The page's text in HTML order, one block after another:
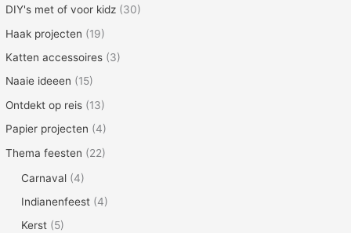
DIY's met of voor kidz (30)
Haak projecten (19)
Katten accessoires (3)
Naaie ideeen (15)
Ontdekt op reis (13)
Papier projecten (4)
Thema feesten (22)
Carnaval (4)
Indianenfeest (4)
Kerst (5)